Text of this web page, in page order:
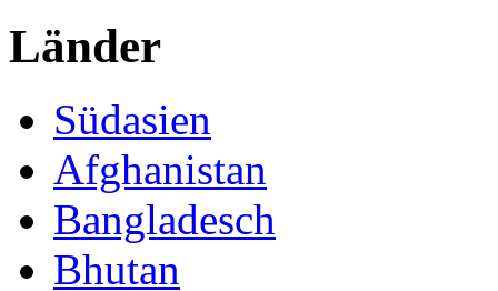
Länder
Südasien
Afghanistan
Bangladesch
Bhutan